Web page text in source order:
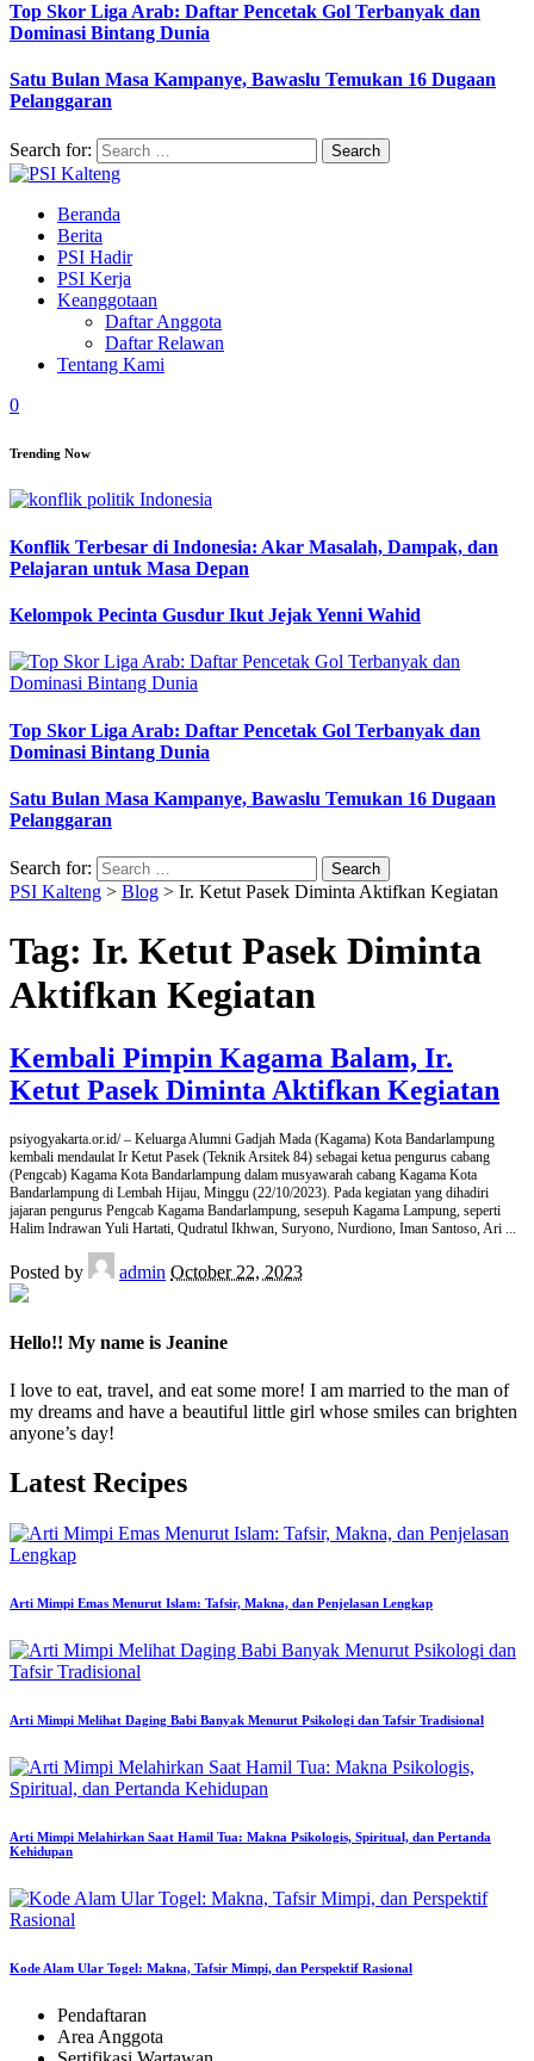
Top Skor Liga Arab: Daftar Pencetak Gol Terbanyak dan
Dominasi Bintang Dunia
Satu Bulan Masa Kampanye, Bawaslu Temukan 16 Dugaan
Pelanggaran
Search for:
Beranda
Berita
PSI Hadir
PSI Kerja
Keanggotaan
Daftar Anggota
Daftar Relawan
Tentang Kami
0
Trending Now
Konflik Terbesar di Indonesia: Akar Masalah, Dampak, dan
Pelajaran untuk Masa Depan
Kelompok Pecinta Gusdur Ikut Jejak Yenni Wahid
Top Skor Liga Arab: Daftar Pencetak Gol Terbanyak dan
Dominasi Bintang Dunia
Satu Bulan Masa Kampanye, Bawaslu Temukan 16 Dugaan
Pelanggaran
Search for:
PSI Kalteng > Blog > Ir. Ketut Pasek Diminta Aktifkan Kegiatan
Tag: Ir. Ketut Pasek Diminta
Aktifkan Kegiatan
Kembali Pimpin Kagama Balam, Ir.
Ketut Pasek Diminta Aktifkan Kegiatan
psiyogyakarta.or.id/ – Keluarga Alumni Gadjah Mada (Kagama) Kota Bandarlampung
kembali mendaulat Ir Ketut Pasek (Teknik Arsitek 84) sebagai ketua pengurus cabang
(Pengcab) Kagama Kota Bandarlampung dalam musyawarah cabang Kagama Kota
Bandarlampung di Lembah Hijau, Minggu (22/10/2023). Pada kegiatan yang dihadiri
jajaran pengurus Pengcab Kagama Bandarlampung, sesepuh Kagama Lampung, seperti
Halim Indrawan Yuli Hartati, Qudratul Ikhwan, Suryono, Nurdiono, Iman Santoso, Ari ...
Posted by admin October 22, 2023
Hello!! My name is Jeanine
I love to eat, travel, and eat some more! I am married to the man of
my dreams and have a beautiful little girl whose smiles can brighten
anyone’s day!
Latest Recipes
Arti Mimpi Emas Menurut Islam: Tafsir, Makna, dan Penjelasan Lengkap
Arti Mimpi Melihat Daging Babi Banyak Menurut Psikologi dan Tafsir Tradisional
Arti Mimpi Melahirkan Saat Hamil Tua: Makna Psikologis, Spiritual, dan Pertanda
Kehidupan
Kode Alam Ular Togel: Makna, Tafsir Mimpi, dan Perspektif Rasional
Pendaftaran
Area Anggota